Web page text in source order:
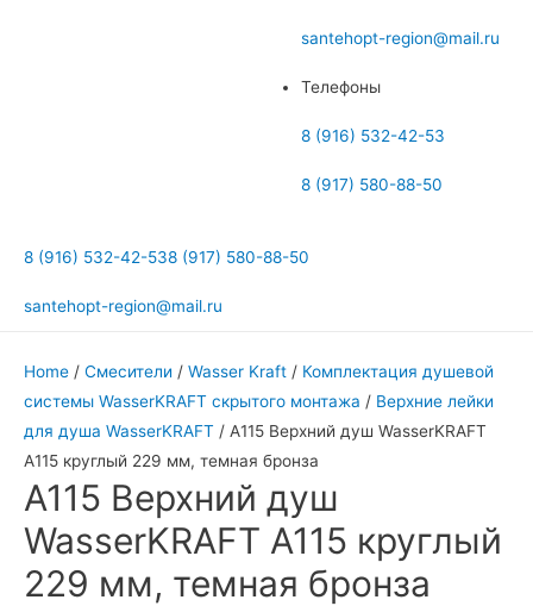
santehopt-region@mail.ru
Телефоны
8 (916) 532-42-53
8 (917) 580-88-50
8 (916) 532-42-538 (917) 580-88-50
santehopt-region@mail.ru
Home / Смесители / Wasser Kraft / Комплектация душевой
системы WasserKRAFT скрытого монтажа / Верхние лейки
для душа WasserKRAFT / А115 Верхний душ WasserKRAFT
A115 круглый 229 мм, темная бронза
А115 Верхний душ
WasserKRAFT A115 круглый
229 мм, темная бронза